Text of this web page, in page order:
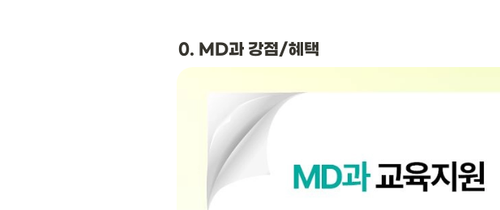
0. MD과 강점/혜택